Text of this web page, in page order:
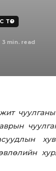
ТӨР
3 min. read